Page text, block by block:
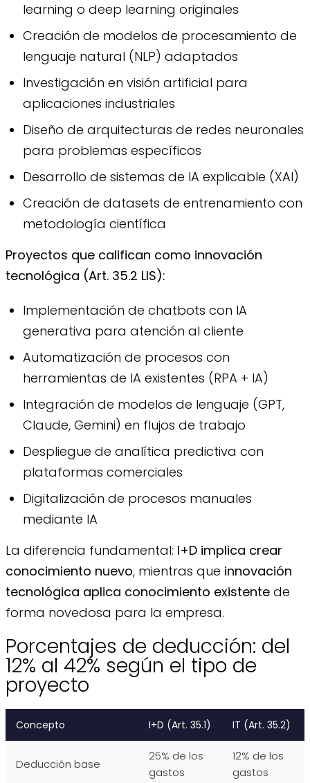
learning o deep learning originales
Creación de modelos de procesamiento de
lenguaje natural (NLP) adaptados
Investigación en visión artificial para
aplicaciones industriales
Diseño de arquitecturas de redes neuronales
para problemas específicos
Desarrollo de sistemas de IA explicable (XAI)
Creación de datasets de entrenamiento con
metodología científica
Proyectos que califican como innovación
tecnológica (Art. 35.2 LIS):
Implementación de chatbots con IA
generativa para atención al cliente
Automatización de procesos con
herramientas de IA existentes (RPA + IA)
Integración de modelos de lenguaje (GPT,
Claude, Gemini) en flujos de trabajo
Despliegue de analítica predictiva con
plataformas comerciales
Digitalización de procesos manuales
mediante IA
La diferencia fundamental: I+D implica crear
conocimiento nuevo, mientras que innovación
tecnológica aplica conocimiento existente de
forma novedosa para la empresa.
Porcentajes de deducción: del
12% al 42% según el tipo de
proyecto
Concepto I+D (Art. 35.1) IT (Art. 35.2)
Deducción base
25% de los
gastos
12% de los
gastos